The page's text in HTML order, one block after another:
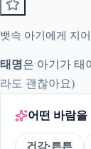
뱃속 아기에게 지
태명은 아기가 태
라도 괜찮아요)
어떤 바람을
건강·튼튼